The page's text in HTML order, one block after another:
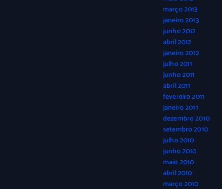
março 2013
janeiro 2013
junho 2012
abril 2012
janeiro 2012
julho 2011
junho 2011
abril 2011
fevereiro 2011
janeiro 2011
dezembro 2010
setembro 2010
julho 2010
junho 2010
maio 2010
abril 2010
março 2010